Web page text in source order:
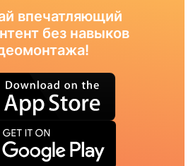
впечатляющий
без навыков